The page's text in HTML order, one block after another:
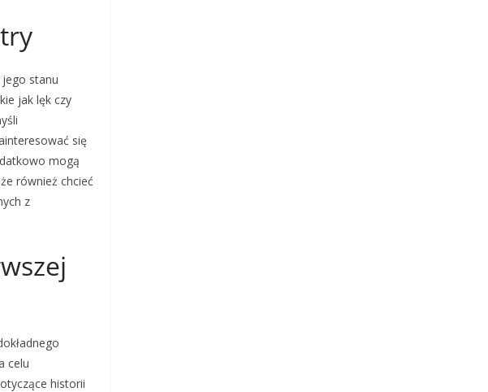
stanu
jak lęk czy
się
mogą
również chcieć
z
celu
historii